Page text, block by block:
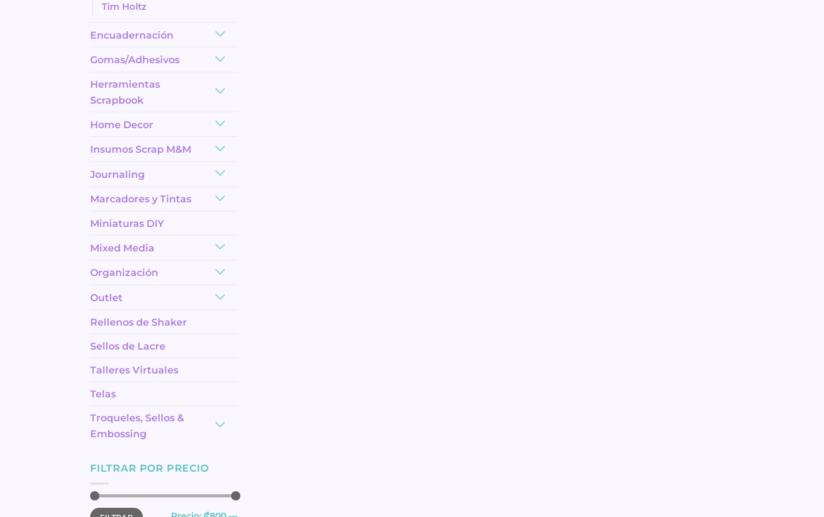
Tim Holtz
Encuadernación
Gomas/Adhesivos
Herramientas
Scrapbook
Home Decor
Insumos Scrap M&M
Journaling
Marcadores y Tintas
Miniaturas DIY
Mixed Media
Organización
Outlet
Rellenos de Shaker
Sellos de Lacre
Talleres Virtuales
Telas
Troqueles, Sellos &
Embossing
FILTRAR POR PRECIO
Precio
Precio